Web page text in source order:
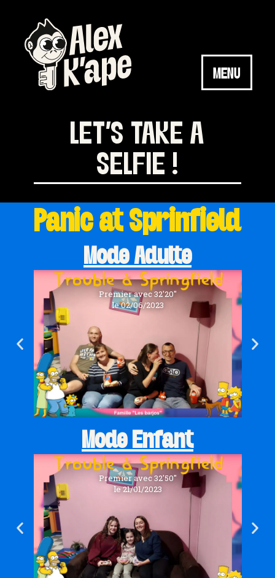
content
MENU
LET'S TAKE A
SELFIE !
Panic at Sprinfield
Mode Adulte
Premier avec 32'20''
le 02/06/2023
Mode Enfant
Premier avec 32'50''
le 21/01/2023